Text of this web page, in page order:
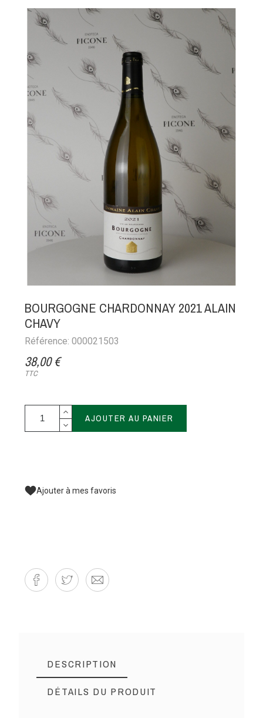
BOURGOGNE CHARDONNAY 2021 ALAIN
CHAVY
Référence: 000021503
38,00 €
TTC
AJOUTER AU PANIER
Ajouter à mes favoris
DESCRIPTION
DÉTAILS DU PRODUIT